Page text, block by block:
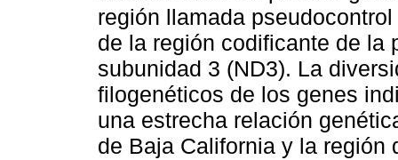
región llamada
de la región codificante de la
subunidad 3 (ND3). La
filogenéticos de los genes
una estrecha relación
de Baja California y la región